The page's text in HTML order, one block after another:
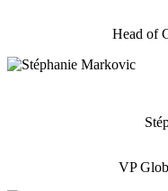
Head of
VP